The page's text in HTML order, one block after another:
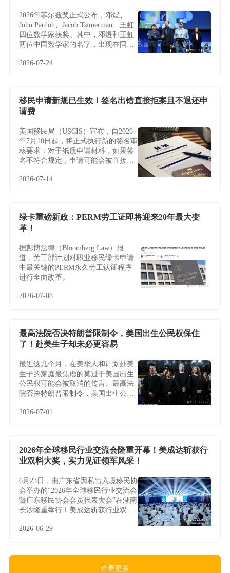
2026年菲尔兹奖正式公布，邓煜、
John Pardon、Jacob Tsimerman、王虹
四位数学家获奖。其中，邓煜和王虹
两位中国数学家的名字，出现在同一
了一层特别的意义。
2026-07-24
移民申请新规已生效！签名出错直接拒案且不退还申
请费
美国移民局（USCIS）宣布，自2026
年7月10日起，将正式执行新的签名审
核要求：对于纸质申请材料，如果签
名不符合规定，申请可能会被直接拒
改机会。
2026-07-14
绿卡重磅新政：PERM劳工证即将迎来20年最大变
革！
据彭博法律（Bloomberg Law）报
道，劳工部计划对职业移民绿卡申请
中最关键的PERM永久劳工认证程序
进行全面改革。
2026-07-08
最高法院否决特朗普限制令，美国出生公民权保住
了！赴美生子却未必更容易
最近这几个月，在美华人和计划赴美
生子的家庭最焦虑的莫过于美国出生
公民权可能会被取消的传言。最高法
院否决特朗普限制令，美国出生公民
2026-07-01
2026年全球移民行业交流会隆重开幕！美成达斩获行
业双料大奖，实力见证领军风采！
6月23日，由广东省因私出入境移民协
会举办的“2026年全球移民行业交流会
暨广东移民协会会员代表大会”在湖南
长沙隆重举行！美成达斩获行业双料
2026-06-29
查看更多